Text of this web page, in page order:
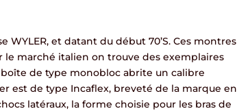
WYLER, et datant du début 70’S. Ces montres
marché italien on trouve des exemplaires
de type monobloc abrite un calibre
est de type Incaflex, breveté de la marque en
latéraux, la forme choisie pour les bras de